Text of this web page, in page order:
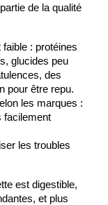
de la qualité
: protéines
glucides peu
des
pour être repu.
les marques :
facilement
les troubles
est digestible,
et plus